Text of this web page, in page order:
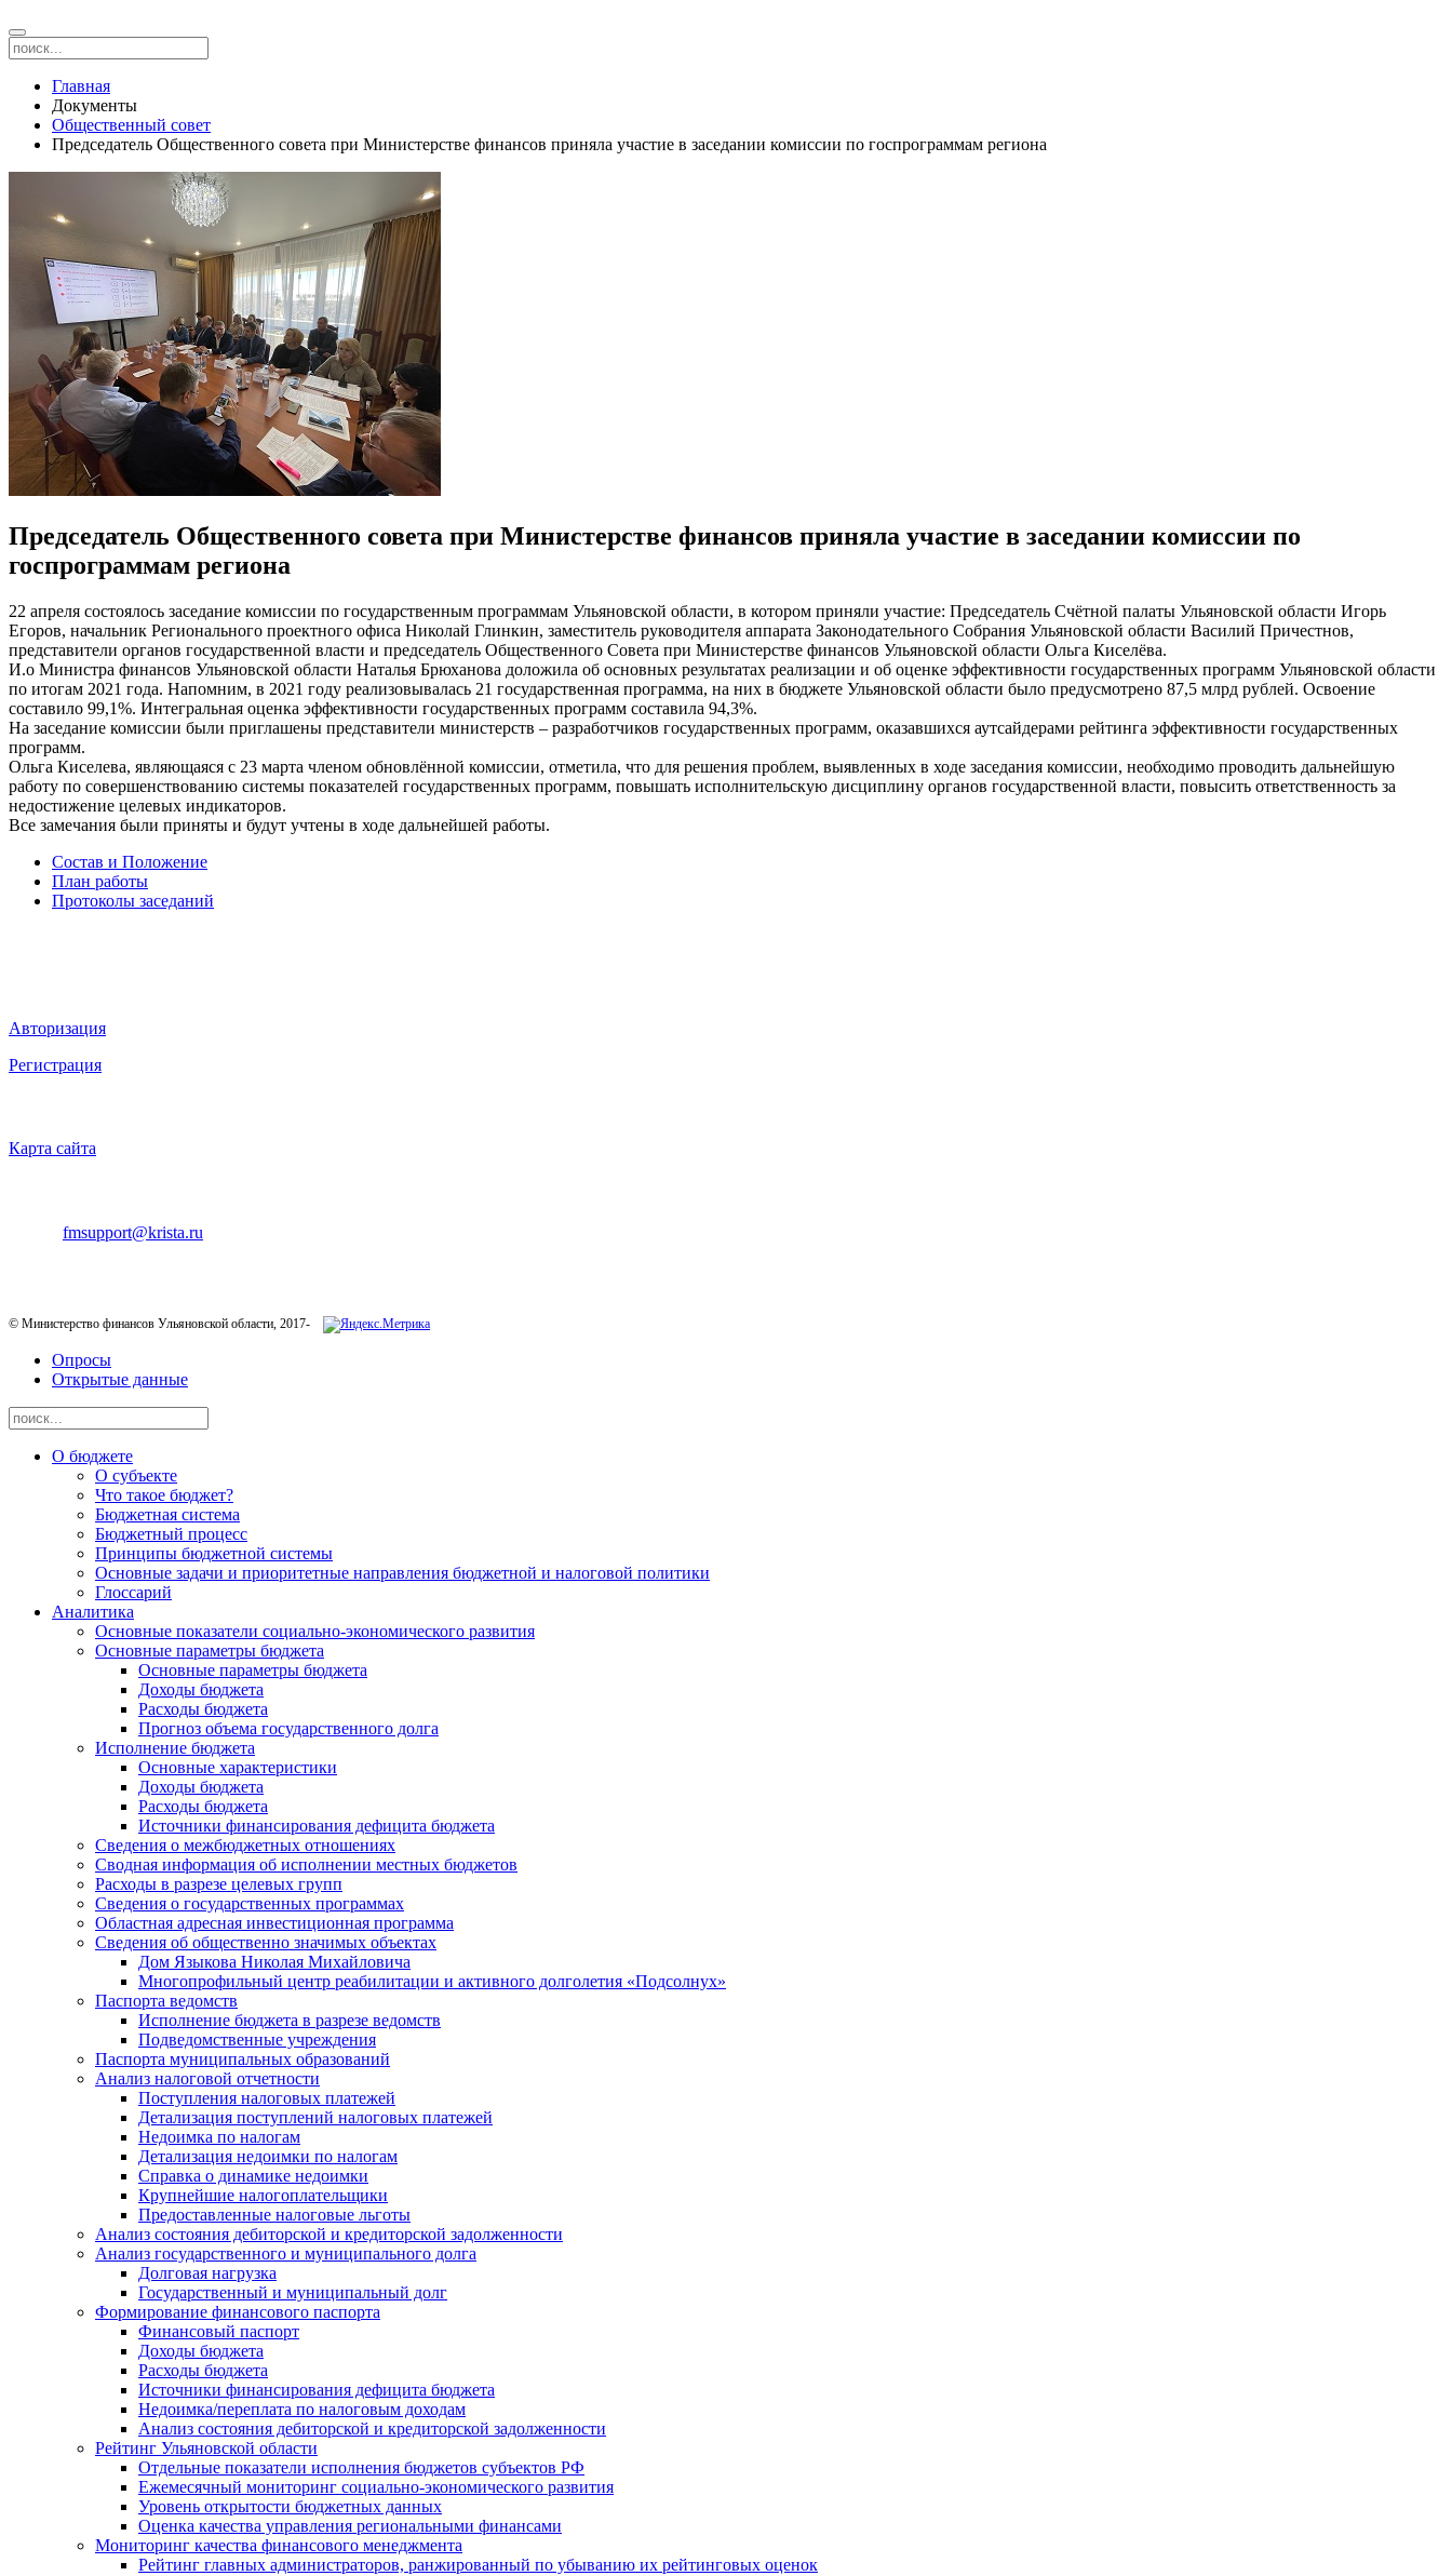
Главная
Документы
Общественный совет
Председатель Общественного совета при Министерстве финансов приняла участие в заседании комиссии по госпрограммам региона
Председатель Общественного совета при Министерстве финансов приняла участие в заседании комиссии по
госпрограммам региона
22 апреля состоялось заседание комиссии по государственным программам Ульяновской области, в котором приняли участие: Председатель Счётной палаты Ульяновской области Игорь
Егоров, начальник Регионального проектного офиса Николай Глинкин, заместитель руководителя аппарата Законодательного Собрания Ульяновской области Василий Причестнов,
представители органов государственной власти и председатель Общественного Совета при Министерстве финансов Ульяновской области Ольга Киселёва.
И.о Министра финансов Ульяновской области Наталья Брюханова доложила об основных результатах реализации и об оценке эффективности государственных программ Ульяновской области
по итогам 2021 года. Напомним, в 2021 году реализовывалась 21 государственная программа, на них в бюджете Ульяновской области было предусмотрено 87,5 млрд рублей. Освоение
составило 99,1%. Интегральная оценка эффективности государственных программ составила 94,3%.
На заседание комиссии были приглашены представители министерств – разработчиков государственных программ, оказавшихся аутсайдерами рейтинга эффективности государственных
программ.
Ольга Киселева, являющаяся с 23 марта членом обновлённой комиссии, отметила, что для решения проблем, выявленных в ходе заседания комиссии, необходимо проводить дальнейшую
работу по совершенствованию системы показателей государственных программ, повышать исполнительскую дисциплину органов государственной власти, повысить ответственность за
недостижение целевых индикаторов.
Все замечания были приняты и будут учтены в ходе дальнейшей работы.
Состав и Положение
План работы
Протоколы заседаний
Авторизация
Регистрация
Карта сайта
fmsupport@krista.ru
© Министерство финансов Ульяновской области, 2017-
Опросы
Открытые данные
О бюджете
О субъекте
Что такое бюджет?
Бюджетная система
Бюджетный процесс
Принципы бюджетной системы
Основные задачи и приоритетные направления бюджетной и налоговой политики
Глоссарий
Аналитика
Основные показатели социально-экономического развития
Основные параметры бюджета
Основные параметры бюджета
Доходы бюджета
Расходы бюджета
Прогноз объема государственного долга
Исполнение бюджета
Основные характеристики
Доходы бюджета
Расходы бюджета
Источники финансирования дефицита бюджета
Сведения о межбюджетных отношениях
Сводная информация об исполнении местных бюджетов
Расходы в разрезе целевых групп
Сведения о государственных программах
Областная адресная инвестиционная программа
Сведения об общественно значимых объектах
Дом Языкова Николая Михайловича
Многопрофильный центр реабилитации и активного долголетия «Подсолнух»
Паспорта ведомств
Исполнение бюджета в разрезе ведомств
Подведомственные учреждения
Паспорта муниципальных образований
Анализ налоговой отчетности
Поступления налоговых платежей
Детализация поступлений налоговых платежей
Недоимка по налогам
Детализация недоимки по налогам
Справка о динамике недоимки
Крупнейшие налогоплательщики
Предоставленные налоговые льготы
Анализ состояния дебиторской и кредиторской задолженности
Анализ государственного и муниципального долга
Долговая нагрузка
Государственный и муниципальный долг
Формирование финансового паспорта
Финансовый паспорт
Доходы бюджета
Расходы бюджета
Источники финансирования дефицита бюджета
Недоимка/переплата по налоговым доходам
Анализ состояния дебиторской и кредиторской задолженности
Рейтинг Ульяновской области
Отдельные показатели исполнения бюджетов субъектов РФ
Ежемесячный мониторинг социально-экономического развития
Уровень открытости бюджетных данных
Оценка качества управления региональными финансами
Мониторинг качества финансового менеджмента
Рейтинг главных администраторов, ранжированный по убыванию их рейтинговых оценок